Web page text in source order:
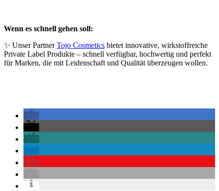
Wenn es schnell gehen soll:
✨ Unser PartnerTojo Cosmetics bietet innovative, wirkstoffreiche
Private Label Produkte – schnell verfügbar, hochwertig und perfekt
für Marken, die mit Leidenschaft und Qualität überzeugen wollen.